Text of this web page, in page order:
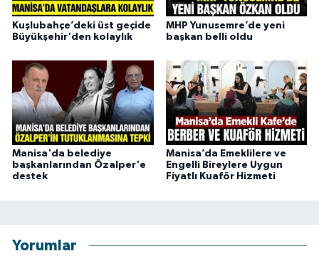
Kuşlubahçe’deki üst geçide
Büyükşehir'den kolaylık
MHP Yunusemre’de yeni
başkan belli oldu
Manisa'da belediye
başkanlarından Özalper'e
destek
Manisa’da Emeklilere ve
Engelli Bireylere Uygun
Fiyatlı Kuaför Hizmeti
Yorumlar